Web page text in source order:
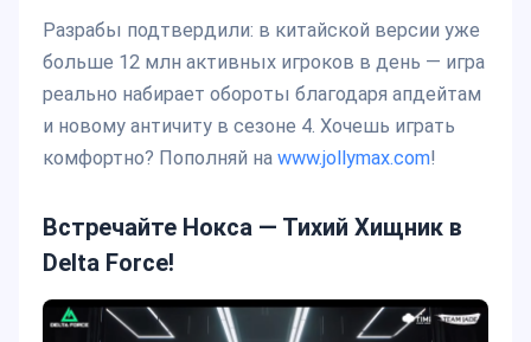
Разрабы подтвердили: в китайской версии уже
больше 12 млн активных игроков в день — игра
реально набирает обороты благодаря апдейтам
и новому античиту в сезоне 4. Хочешь играть
комфортно? Пополняй на www.jollymax.com!
Встречайте Нокса — Тихий Хищник в
Delta Force!